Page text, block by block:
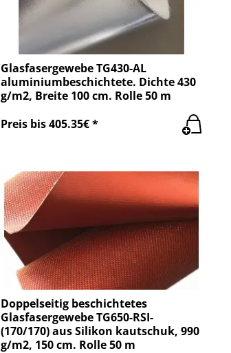
Glasfasergewebe TG430-AL
aluminiumbeschichtete. Dichte 430
g/m2, Breite 100 cm. Rolle 50 m
Preis bis 405.35€ *
Doppelseitig beschichtetes
Glasfasergewebe TG650-RSI-
(170/170) aus Silikon kautschuk, 990
g/m2, 150 cm. Rolle 50 m